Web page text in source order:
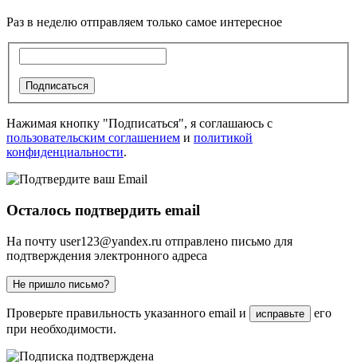
Раз в неделю отправляем только самое интересное
Подписаться
Нажимая кнопку "Подписаться", я соглашаюсь с
пользовательским соглашением и политикой
конфиденциальности.
Осталось подтвердить email
На почту user123@yandex.ru отправлено письмо для
подтверждения электронного адреса
Не пришло письмо?
Проверьте правильность указанного email и исправьте
его
при необходимости.